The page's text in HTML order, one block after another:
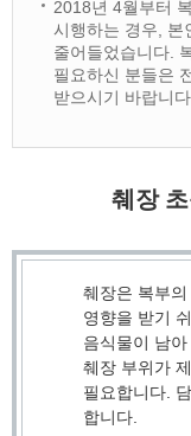
2018년 4월부터
시행하는 경우, 본
줄어들었습니다.
필요하신 분들은
받으시기 바랍니다.
췌장
췌장은 복부
영향을 받기
음식물이 남
췌장 부위가
필요합니다.
합니다.